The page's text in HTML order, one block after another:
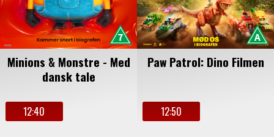
Minions & Monstre - Med
dansk tale
12:40
Paw Patrol: Dino Filmen
12:50